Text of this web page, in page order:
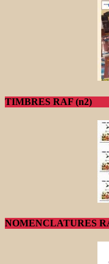
TIMBRES RAF (n2)
NOMENCLATURES